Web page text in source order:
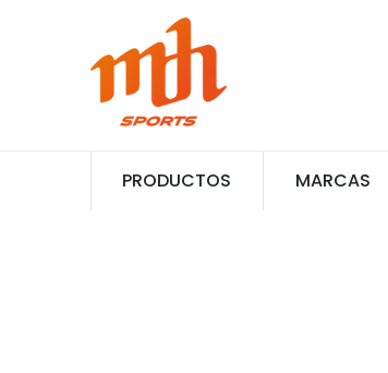
PRODUCTOS MARCAS